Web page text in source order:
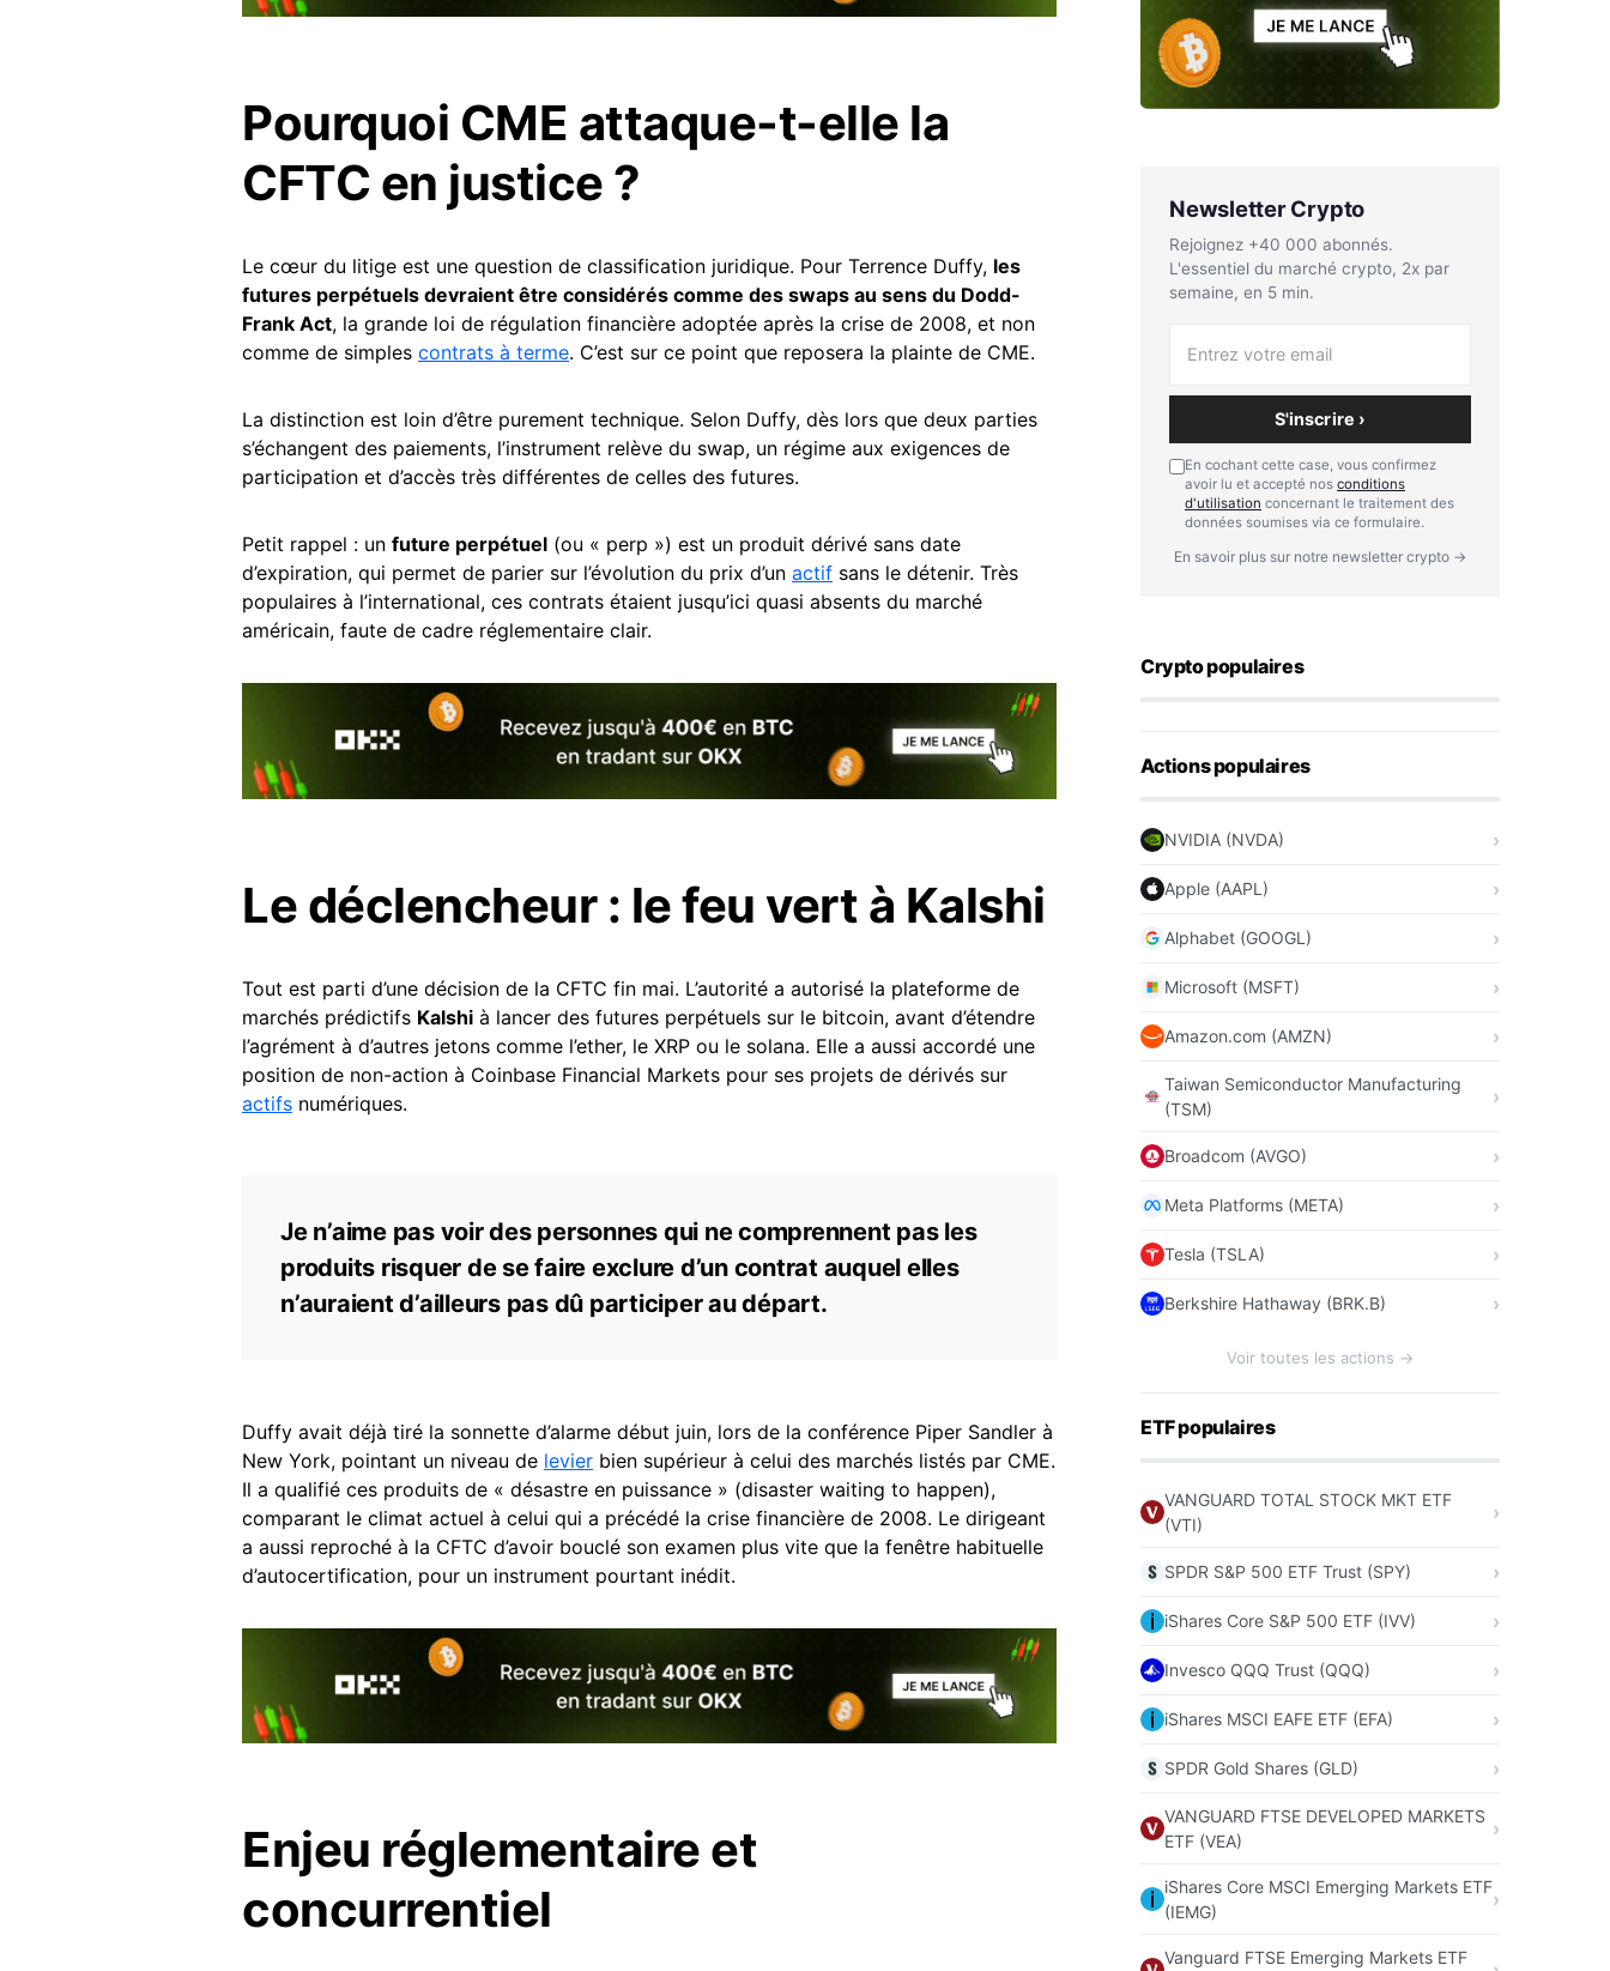
Pourquoi CME attaque-t-elle la
CFTC en justice ?
Le cœur du litige est une question de classification juridique. Pour Terrence Duffy, les
futures perpétuels devraient être considérés comme des swaps au sens du Dodd-
Frank Act, la grande loi de régulation financière adoptée après la crise de 2008, et non
comme de simples contrats à terme. C’est sur ce point que reposera la plainte de CME.
La distinction est loin d’être purement technique. Selon Duffy, dès lors que deux parties
s’échangent des paiements, l’instrument relève du swap, un régime aux exigences de
participation et d’accès très différentes de celles des futures.
Petit rappel : un future perpétuel (ou « perp ») est un produit dérivé sans date
d’expiration, qui permet de parier sur l’évolution du prix d’un actif sans le détenir. Très
populaires à l’international, ces contrats étaient jusqu’ici quasi absents du marché
américain, faute de cadre réglementaire clair.
Le déclencheur : le feu vert à Kalshi
Tout est parti d’une décision de la CFTC fin mai. L’autorité a autorisé la plateforme de
marchés prédictifs Kalshi à lancer des futures perpétuels sur le bitcoin, avant d’étendre
l’agrément à d’autres jetons comme l’ether, le XRP ou le solana. Elle a aussi accordé une
position de non-action à Coinbase Financial Markets pour ses projets de dérivés sur
actifs numériques.
Je n’aime pas voir des personnes qui ne comprennent pas les
produits risquer de se faire exclure d’un contrat auquel elles
n’auraient d’ailleurs pas dû participer au départ.
Duffy avait déjà tiré la sonnette d’alarme début juin, lors de la conférence Piper Sandler à
New York, pointant un niveau de levier bien supérieur à celui des marchés listés par CME.
Il a qualifié ces produits de « désastre en puissance » (disaster waiting to happen),
comparant le climat actuel à celui qui a précédé la crise financière de 2008. Le dirigeant
a aussi reproché à la CFTC d’avoir bouclé son examen plus vite que la fenêtre habituelle
d’autocertification, pour un instrument pourtant inédit.
Enjeu réglementaire et
concurrentiel
Newsletter Crypto
Rejoignez +40 000 abonnés.
L'essentiel du marché crypto, 2x par
semaine, en 5 min.
S'inscrire ›
En cochant cette case, vous confirmez
avoir lu et accepté nos conditions
d'utilisation concernant le traitement des
données soumises via ce formulaire.
En savoir plus sur notre newsletter crypto →
Crypto populaires
Actions populaires
NVIDIA (NVDA)
Apple (AAPL)
Alphabet (GOOGL)
Microsoft (MSFT)
Amazon.com (AMZN)
Taiwan Semiconductor Manufacturing
(TSM)
Broadcom (AVGO)
Meta Platforms (META)
Tesla (TSLA)
Berkshire Hathaway (BRK.B)
Voir toutes les actions →
ETF populaires
VANGUARD TOTAL STOCK MKT ETF
(VTI)
SPDR S&P 500 ETF Trust (SPY)
iShares Core S&P 500 ETF (IVV)
Invesco QQQ Trust (QQQ)
iShares MSCI EAFE ETF (EFA)
SPDR Gold Shares (GLD)
VANGUARD FTSE DEVELOPED MARKETS
ETF (VEA)
iShares Core MSCI Emerging Markets ETF
(IEMG)
Vanguard FTSE Emerging Markets ETF